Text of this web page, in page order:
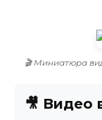
🎬 Миниатюра
🎥 Видео